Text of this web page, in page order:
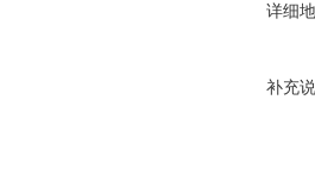
详细
补充